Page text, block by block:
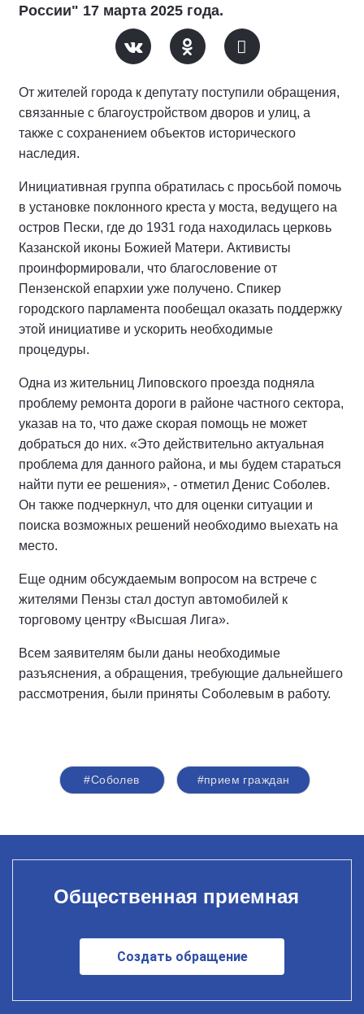
России" 17 марта 2025 года.
От жителей города к депутату поступили обращения,
связанные с благоустройством дворов и улиц, а
также с сохранением объектов исторического
наследия.
Инициативная группа обратилась с просьбой помочь
в установке поклонного креста у моста, ведущего на
остров Пески, где до 1931 года находилась церковь
Казанской иконы Божией Матери. Активисты
проинформировали, что благословение от
Пензенской епархии уже получено. Спикер
городского парламента пообещал оказать поддержку
этой инициативе и ускорить необходимые
процедуры.
Одна из жительниц Липовского проезда подняла
проблему ремонта дороги в районе частного сектора,
указав на то, что даже скорая помощь не может
добраться до них. «Это действительно актуальная
проблема для данного района, и мы будем стараться
найти пути ее решения», - отметил Денис Соболев.
Он также подчеркнул, что для оценки ситуации и
поиска возможных решений необходимо выехать на
место.
Еще одним обсуждаемым вопросом на встрече с
жителями Пензы стал доступ автомобилей к
торговому центру «Высшая Лига».
Всем заявителям были даны необходимые
разъяснения, а обращения, требующие дальнейшего
рассмотрения, были приняты Соболевым в работу.
#Соболев #прием граждан
Общественная приемная
Создать обращение